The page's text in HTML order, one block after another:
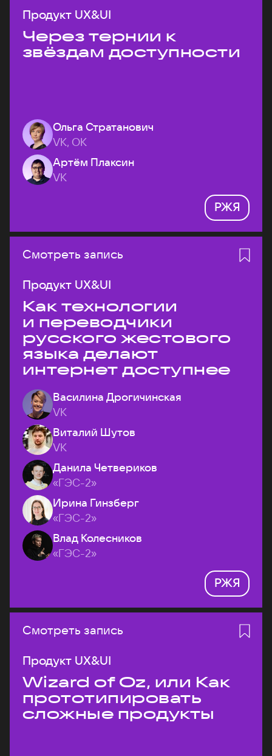
Продукт UX&UI
Через тернии к
звёздам доступности
Ольга Стратанович
VK, ОК
Артём Плаксин
VK
РЖЯ
Смотреть запись
Продукт UX&UI
Как технологии
и переводчики
русского жестового
языка делают
интернет доступнее
Василина Дрогичинская
VK
Виталий Шутов
VK
Данила Четвериков
«ГЭС-2»
Ирина Гинзберг
«ГЭС-2»
Влад Колесников
«ГЭС-2»
РЖЯ
Смотреть запись
Продукт UX&UI
Wizard of Oz, или Как
прототипировать
сложные продукты